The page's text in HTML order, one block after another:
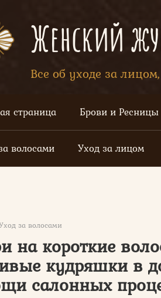
Женский
Все об уходе за
страница Брови и Ресницы
волосами Уход за лицом
за волосами
на короткие
кудряшки в
салонных